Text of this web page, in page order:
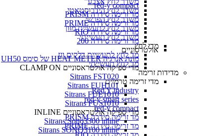
משדר לחץ הידרוסטאטי
משדר לחץ הפרשי
משדר לחץ לתעשיית מזון
משדר לחץ תעשייתי
מדי לחץ
מד לחץ לתעשיית דלקים וגז
מד לחץ תעשייתי
מדידות זרימה
מדי זרימה טרמיים
Red Y industry
red-y smart series
red-y compact
מד זרימה סידרה PRISM
מד זרימה סידרה PRIME
red-y compact
מד זרימה סידרה PRISM
מד זרימה סידרה PRIME
מד זרימה סידרה RIO
מד זרימה סידרה 200
אולטרסוניים
מונה אנרגיה HEAT METER של סימס UH50
מדי ספיקה אולטראסוניים CLAMP ON
Sitrans FST020
Sitrans FUH101
Sitrans FUE1010
Sitrans FUS1010
מדי ספיקה אולטראסוניים INLINE
Sitrans Sono3300 inline
Sitrans SONO3100 inline